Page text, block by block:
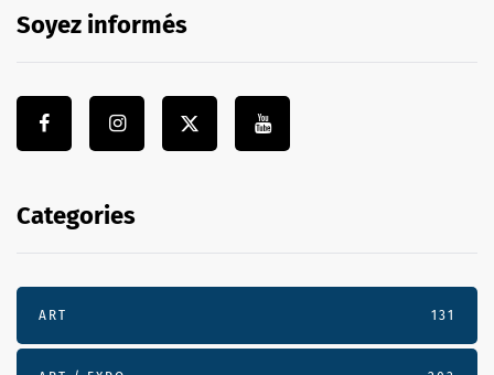
Soyez informés
Categories
ART 131